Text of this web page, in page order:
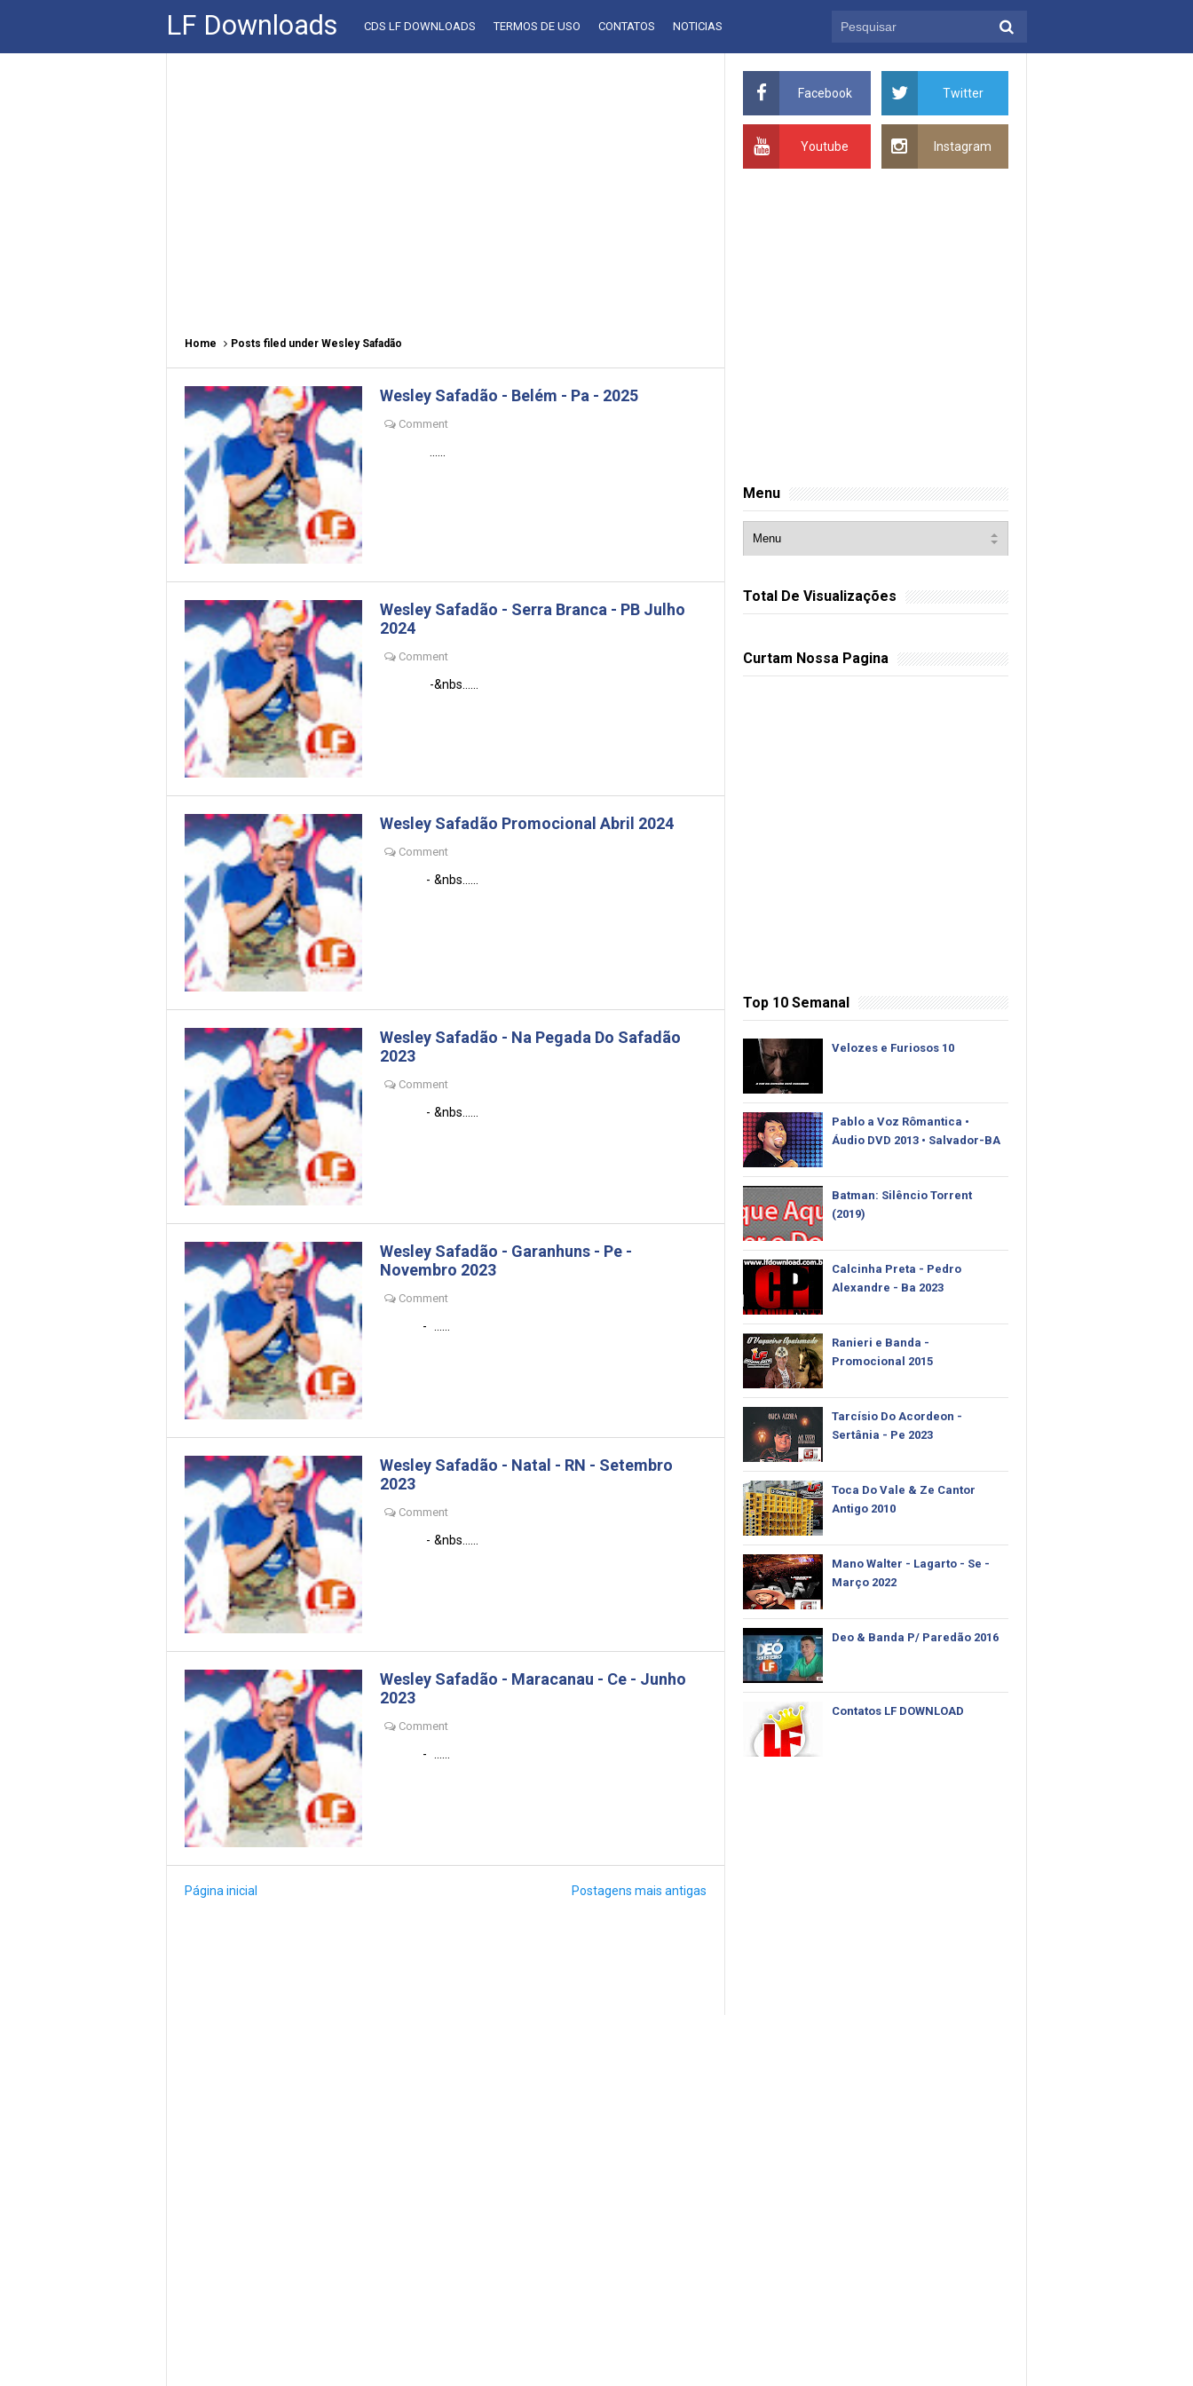
LF Downloads CDS LF DOWNLOADS TERMOS DE USO CONTATOS NOTICIAS
Home Posts filed under Wesley Safadão
Wesley Safadão - Belém - Pa - 2025
Comment
......
Wesley Safadão - Serra Branca - PB Julho
2024
Comment
-&nbs......
Wesley Safadão Promocional Abril 2024
Comment
- &nbs......
Wesley Safadão - Na Pegada Do Safadão
2023
Comment
- &nbs......
Wesley Safadão - Garanhuns - Pe -
Novembro 2023
Comment
- ......
Wesley Safadão - Natal - RN - Setembro
2023
Comment
- &nbs......
Wesley Safadão - Maracanau - Ce - Junho
2023
Comment
- ......
Postagens mais antigas
Página inicial
Facebook Twitter
Youtube Instagram
Menu
Total De Visualizações
Curtam Nossa Pagina
Top 10 Semanal
Velozes e Furiosos 10
Pablo‬ a Voz Rômantica •
Áudio DVD 2013 • Salvador-BA
Batman: Silêncio Torrent
(2019)
Calcinha Preta - Pedro
Alexandre - Ba 2023
Ranieri e Banda -
Promocional 2015
Tarcísio Do Acordeon -
Sertânia - Pe 2023
Toca Do Vale & Ze Cantor
Antigo 2010
Mano Walter - Lagarto - Se -
Março 2022
Deo & Banda P/ Paredão 2016
Contatos LF DOWNLOAD